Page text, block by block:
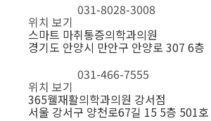
031-8028-3008
위치 보기
스마트 마취통증의학과의원
경기도 안양시 만안구 안양로 307 6층
031-466-7555
위치 보기
365웰재활의학과의원 강서점
서울 강서구 양천로67길 15 5층 501호